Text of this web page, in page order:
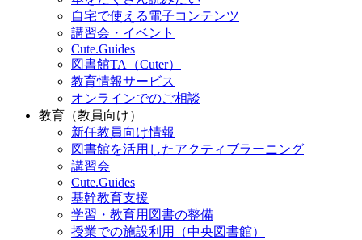
自宅で使える電子コンテンツ
講習会・イベント
Cute.Guides
図書館TA（Cuter）
教育情報サービス
オンラインでのご相談
教育（教員向け）
新任教員向け情報
図書館を活用したアクティブラーニング
講習会
Cute.Guides
基幹教育支援
学習・教育用図書の整備
授業での施設利用（中央図書館）